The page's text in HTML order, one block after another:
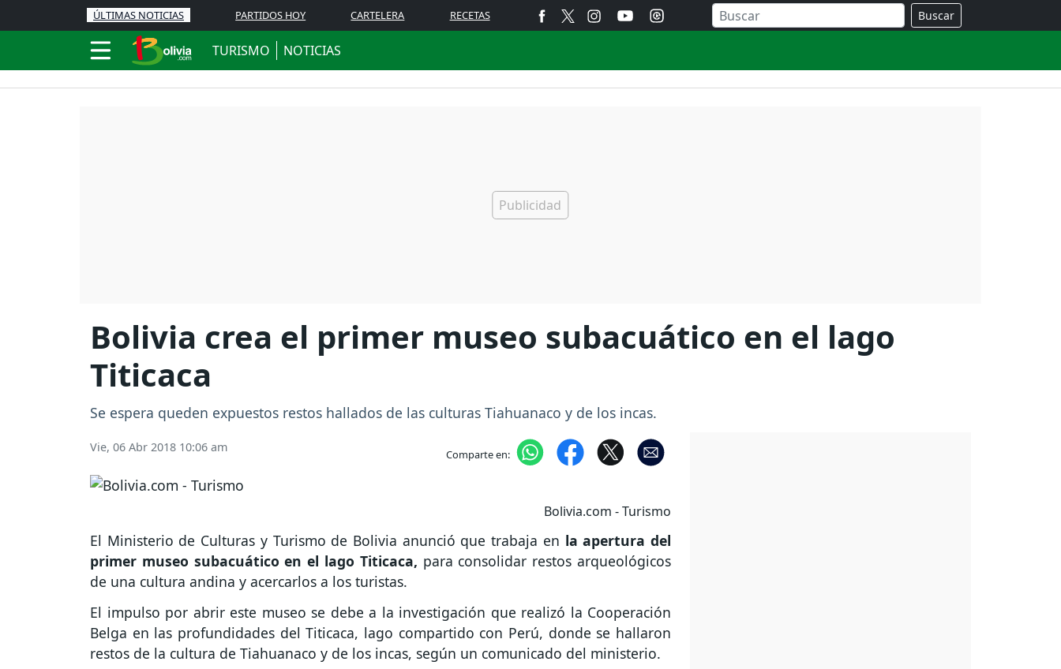
ÚLTIMAS NOTICIAS PARTIDOS HOY CARTELERA RECETAS Buscar
TURISMO NOTICIAS
Bolivia crea el primer museo subacuático en el lago
Titicaca
Se espera queden expuestos restos hallados de las culturas Tiahuanaco y de los incas.
Vie, 06 Abr 2018 10:06 am Comparte en:
Bolivia.com - Turismo
El Ministerio de Culturas y Turismo de Bolivia anunció que trabaja en la apertura del
primer museo subacuático en el lago Titicaca, para consolidar restos arqueológicos
de una cultura andina y acercarlos a los turistas.
El impulso por abrir este museo se debe a la investigación que realizó la Cooperación
Belga en las profundidades del Titicaca, lago compartido con Perú, donde se hallaron
restos de la cultura de Tiahuanaco y de los incas, según un comunicado del ministerio.